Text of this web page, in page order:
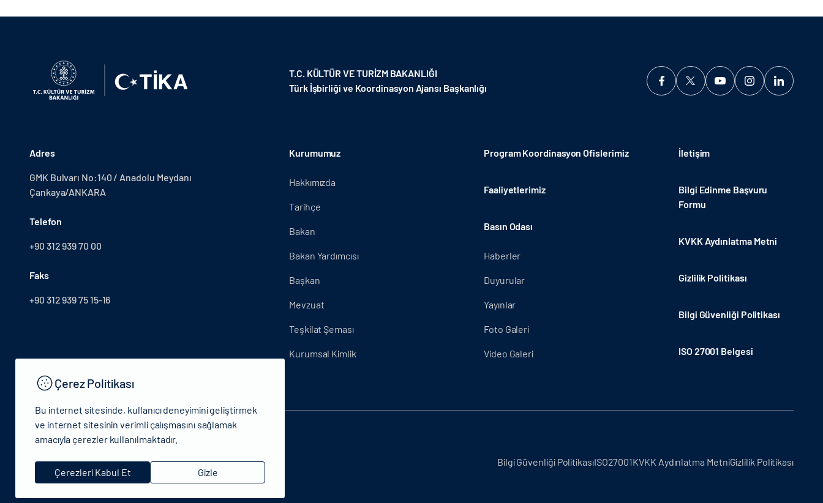
T.C. KÜLTÜR VE TURİZM BAKANLIĞI
Türk İşbirliği ve Koordinasyon Ajansı Başkanlığı
Adres
GMK Bulvarı No:140 / Anadolu Meydanı
Çankaya/ANKARA
Telefon
+90 312 939 70 00
Faks
+90 312 939 75 15-16
Kurumumuz
Hakkımızda
Tarihçe
Bakan
Bakan Yardımcısı
Başkan
Mevzuat
Teşkilat Şeması
Kurumsal Kimlik
Program Koordinasyon Ofislerimiz
Faaliyetlerimiz
Basın Odası
Haberler
Duyurular
Yayınlar
Foto Galeri
Video Galeri
İletişim
Bilgi Edinme Başvuru
Formu
KVKK Aydınlatma Metni
Gizlilik Politikası
Bilgi Güvenliği Politikası
ISO 27001 Belgesi
© 2024 T.C.Kütlür ve Turizm Bakanlığı - Tüm hakları saklıdır. Bilgi Güvenliği PolitikasıISO27001KVKK Aydınlatma MetniGizlilik Politikası
Çerez Politikası
Bu internet sitesinde, kullanıcı deneyimini geliştirmek
ve internet sitesinin verimli çalışmasını sağlamak
amacıyla çerezler kullanılmaktadır.
Çerezleri Kabul Et Gizle